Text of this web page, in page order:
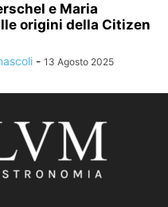
e Maria
origini della Citizen
- 13 Agosto 2025